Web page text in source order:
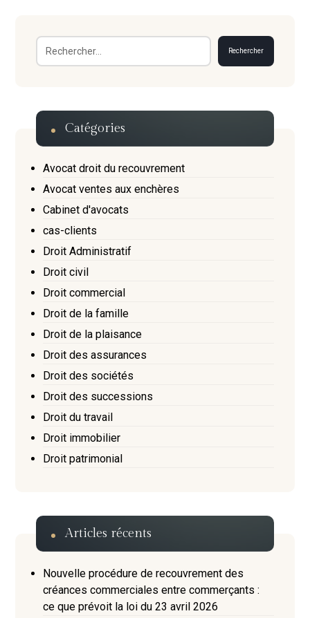
Rechercher
Catégories
Avocat droit du recouvrement
Avocat ventes aux enchères
Cabinet d'avocats
cas-clients
Droit Administratif
Droit civil
Droit commercial
Droit de la famille
Droit de la plaisance
Droit des assurances
Droit des sociétés
Droit des successions
Droit du travail
Droit immobilier
Droit patrimonial
Articles récents
Nouvelle procédure de recouvrement des
créances commerciales entre commerçants :
ce que prévoit la loi du 23 avril 2026